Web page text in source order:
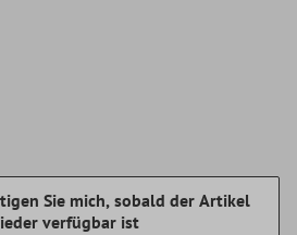
Sie mich, sobald der Artikel
verfügbar ist